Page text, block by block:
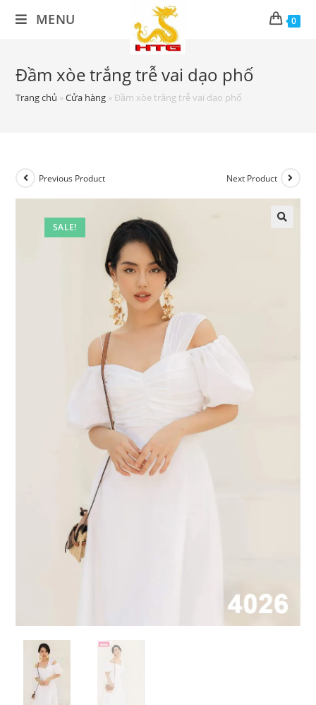
MENU 0
Đầm xòe trắng trễ vai dạo phố
Trang chủ »Cửa hàng »Đầm xòe trắng trễ vai dạo phố
SALE!
Previous Product Next Product